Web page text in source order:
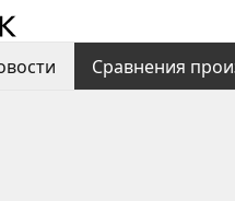
Сравнения